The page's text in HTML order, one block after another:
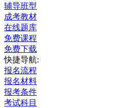
辅导班型
成考教材
在线题库
免费课程
免费下载
快捷导航:
报名流程
报名材料
报考条件
考试科目